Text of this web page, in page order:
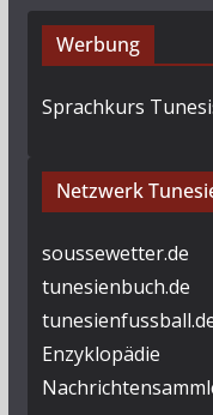
Werbung
Sprachkurs
Netzwerk
soussewetter.de
tunesienbuch.de
Enzyklopädie